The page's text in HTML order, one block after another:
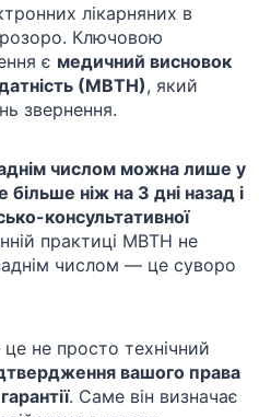
лікарняних в
Ключовою
є медичний висновок
(МВТН), який
звернення.
числом можна лише у
ніж на 3 дні назад і
консультативної
практиці МВТН не
числом — це суворо
не просто технічний
вашого права
. Саме він визначає